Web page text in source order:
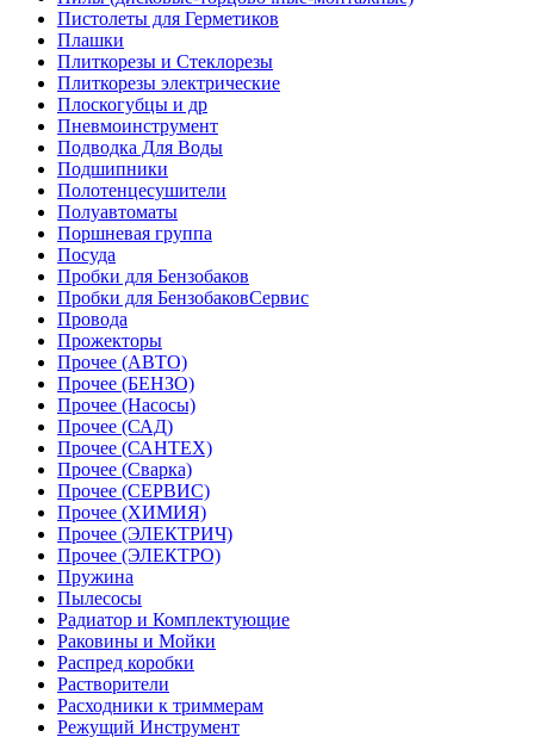
Пистолеты для Герметиков
Плашки
Плиткорезы и Стеклорезы
Плиткорезы электрические
Плоскогубцы и др
Пневмоинструмент
Подводка Для Воды
Подшипники
Полотенцесушители
Полуавтоматы
Поршневая группа
Посуда
Пробки для Бензобаков
Пробки для БензобаковСервис
Провода
Прожекторы
Прочее (АВТО)
Прочее (БЕНЗО)
Прочее (Насосы)
Прочее (САД)
Прочее (САНТЕХ)
Прочее (Сварка)
Прочее (СЕРВИС)
Прочее (ХИМИЯ)
Прочее (ЭЛЕКТРИЧ)
Прочее (ЭЛЕКТРО)
Пружина
Пылесосы
Радиатор и Комплектующие
Раковины и Мойки
Распред коробки
Растворители
Расходники к триммерам
Режущий Инструмент